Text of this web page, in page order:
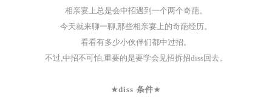
相亲宴上总是会中招遇到一个两个奇葩。
今天就来聊一聊 那些相亲宴上的奇葩经历。
看看有多少小伙伴们都中过招 。
不过,中招不可怕 重要的是要学会见招拆招diss回去。
★diss 条件★